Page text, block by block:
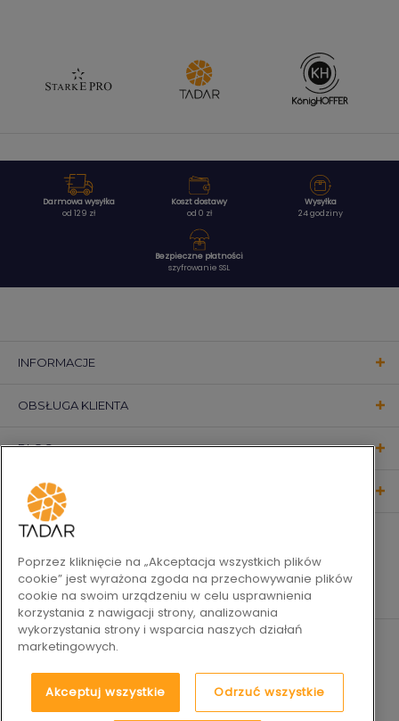
Darmowa wysyłka
od 129 zł
Koszt dostawy
od 0 zł
Wysyłka
24 godziny
Bezpieczne płatności
szyfrowanie SSL
INFORMACJE
OBSŁUGA KLIENTA
BLOG
KONTAKT
Poprzez kliknięcie na „Akceptacja wszystkich plików
cookie” jest wyrażona zgoda na przechowywanie plików
cookie na swoim urządzeniu w celu usprawnienia
korzystania z nawigacji strony, analizowania
wykorzystania strony i wsparcia naszych działań
marketingowych.
Akceptuj wszystkie Odrzuć wszystkie